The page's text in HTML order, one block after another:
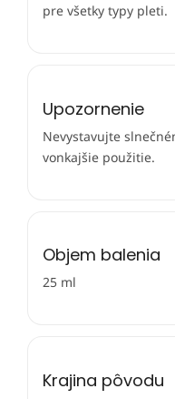
pre všetky typy pleti.
Upozornenie
Nevystavujte
vonkajšie použitie.
Objem balenia
25 ml
Krajina pôvodu